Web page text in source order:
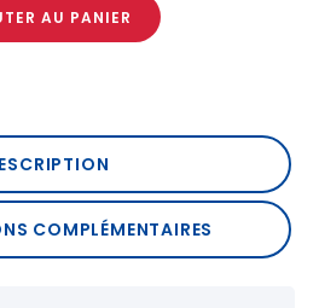
AU PANIER
COMPLÉMENTAIRES